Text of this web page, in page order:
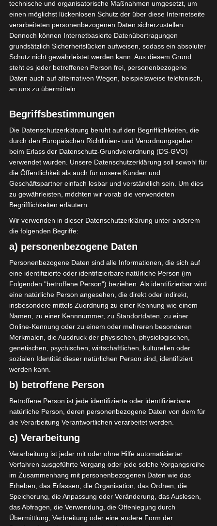
LIGUE 1 LIGUE 2
Spieltag 1 der Ligue 1 Pro
Tunesien 7. Mai 2022 –
Abstiegsrunde (Play-out)
7. Mai 2022 Platzwart
2157 Views
1. Spieltag 2021/22 Playout Abstiegsrunde,Auslosung
Ligue 1,Ligue 2,Playout
Der 1. Spieltag der Abstiegsrunde (Playout) der Ligue
1 Pro Tunesien findet am Wochenende 7. Mai 2022
statt.
Mehr lesen
Die nächsten Begegnungen
SPIELTAG 1
22 Aug. 2026
16:30
PS Sakiet Eddaïer
- -
22 Aug. 2026
Stade Tunisien
-
22 Aug. 2026
16:30
ES Hammam Sousse
- -
US Monastir
22 Aug. 2026
16:30
ES Métlaoui
- -
Club Africain
22 Aug. 2026
16:30
US Ben Guerdane
- -
CS Hammam-Lif
technische und organisatorische Maßnahmen umgesetzt, um
einen möglichst lückenlosen Schutz der über diese Internetseite
verarbeiteten personenbezogenen Daten sicherzustellen.
Dennoch können Internetbasierte Datenübertragungen
grundsätzlich Sicherheitslücken aufweisen, sodass ein absoluter
Schutz nicht gewährleistet werden kann. Aus diesem Grund
steht es jeder betroffenen Person frei, personenbezogene
Daten auch auf alternativen Wegen, beispielsweise telefonisch,
an uns zu übermitteln.
Begriffsbestimmungen
Die Datenschutzerklärung beruht auf den Begrifflichkeiten, die
durch den Europäischen Richtlinien- und Verordnungsgeber
beim Erlass der Datenschutz-Grundverordnung (DS-GVO)
verwendet wurden. Unsere Datenschutzerklärung soll sowohl für
die Öffentlichkeit als auch für unsere Kunden und
Geschäftspartner einfach lesbar und verständlich sein. Um dies
zu gewährleisten, möchten wir vorab die verwendeten
Begrifflichkeiten erläutern.
Wir verwenden in dieser Datenschutzerklärung unter anderem
die folgenden Begriffe:
a) personenbezogene Daten
Personenbezogene Daten sind alle Informationen, die sich auf
eine identifizierte oder identifizierbare natürliche Person (im
Folgenden "betroffene Person") beziehen. Als identifizierbar wird
eine natürliche Person angesehen, die direkt oder indirekt,
insbesondere mittels Zuordnung zu einer Kennung wie einem
Namen, zu einer Kennnummer, zu Standortdaten, zu einer
Online-Kennung oder zu einem oder mehreren besonderen
Merkmalen, die Ausdruck der physischen, physiologischen,
genetischen, psychischen, wirtschaftlichen, kulturellen oder
sozialen Identität dieser natürlichen Person sind, identifiziert
werden kann.
b) betroffene Person
Betroffene Person ist jede identifizierte oder identifizierbare
natürliche Person, deren personenbezogene Daten von dem für
die Verarbeitung Verantwortlichen verarbeitet werden.
c) Verarbeitung
Verarbeitung ist jeder mit oder ohne Hilfe automatisierter
Verfahren ausgeführte Vorgang oder jede solche Vorgangsreihe
im Zusammenhang mit personenbezogenen Daten wie das
Erheben, das Erfassen, die Organisation, das Ordnen, die
Speicherung, die Anpassung oder Veränderung, das Auslesen,
das Abfragen, die Verwendung, die Offenlegung durch
Übermittlung, Verbreitung oder eine andere Form der